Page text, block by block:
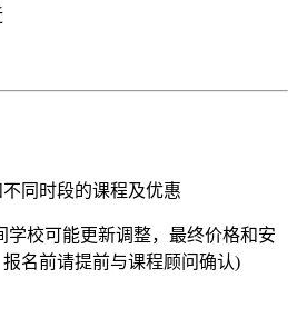
同时段的课程及优惠
学校可能更新调整，最终价格和安
名前请提前与课程顾问确认)